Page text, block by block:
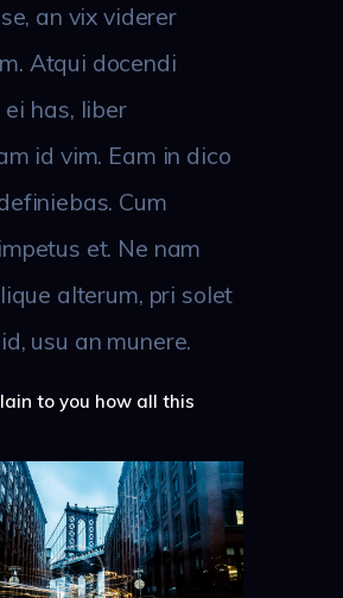
an vix viderer
Atqui docendi
has, liber
id vim. Eam in dico
Cum
et. Ne nam
alterum, pri solet
usu an munere.
to you how all this